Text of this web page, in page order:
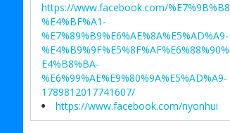
https://www.facebook.com/%E7%9B%B8
%E4%BF%A1-
%E7%89%B9%E6%AE%8A%E5%AD%A9-
%E4%B9%9F%E5%8F%AF%E6%88%90%
E4%B8%BA-
%E6%99%AE%E9%80%9A%E5%AD%A9-
1789812017741607/
https://www.facebook.com/nyonhui